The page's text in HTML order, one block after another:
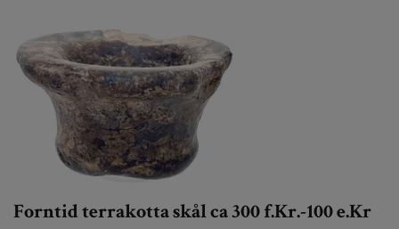
Forntid terrakotta skål ca 300 f.Kr.-100 e.Kr